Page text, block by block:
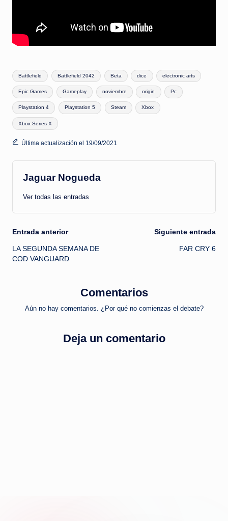
Etiquetas:
Battlefield Battlefield 2042 Beta dice electronic arts
Epic Games Gameplay noviembre origin Pc
Playstation 4 Playstation 5 Steam Xbox
Xbox Series X
Última actualización el 19/09/2021
Jaguar Nogueda
Ver todas las entradas
Navegación
de
Entrada anterior
LA SEGUNDA SEMANA DE
COD VANGUARD
Siguiente entrada
FAR CRY 6
Comentarios
Aún no hay comentarios. ¿Por qué no comienzas el debate?
Deja un comentario